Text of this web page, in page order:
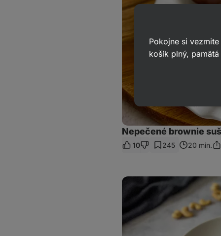
Nepečené brownie
10 245 20 min.
Nepečené
Pokojne si
košík plný,